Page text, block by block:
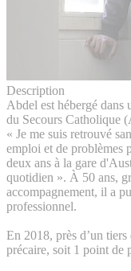
Description
Abdel est hébergé dans
du Secours Catholique
« Je me suis retrouvé
emploi et de problèmes
deux ans à la gare
quotidien ». À 50 ans,
accompagnement, il a
professionnel.
En 2018, près d’un
précaire, soit 1 point de